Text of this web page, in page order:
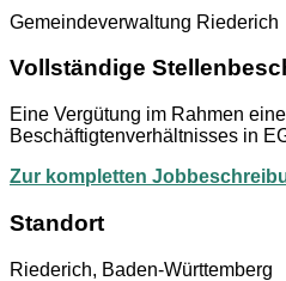
Gemeindeverwaltung Riederich
Vollständige
Eine Vergütung im Rahmen
Beschäftigtenverhältnisses in
Zur kompletten
Standort
Riederich, Baden-Württemberg